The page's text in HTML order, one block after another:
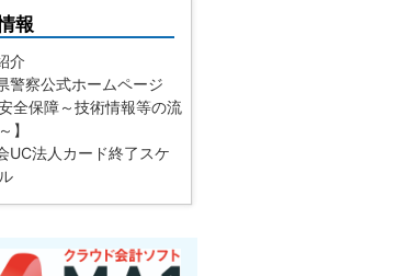
報
介
警察公式ホームページ
安全保障～技術情報等の流
】
UC法人カード終了スケ